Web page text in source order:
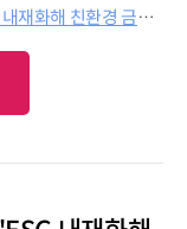
친환경 금융그룹 도약"